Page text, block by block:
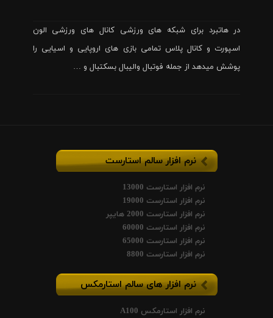
در هاتبرد برای شبکه های ورزشی کانال های ورزشی الون
اسپورت و کانال پلاس تمامی بازی های اروپایی و اسیایی را
پوشش میدهد از جمله فوتبال والیبال بسکتبال و …
نرم افزار سالم استارست
نرم افزار استارست 13000
نرم افزار استارست 19000
نرم افزار استارست 2000 هایپر
نرم افزار استارست 60000
نرم افزار استارست 65000
نرم افزار استارست 8800
نرم افزار های سالم استارمکس
نرم افزار استارمکس A100